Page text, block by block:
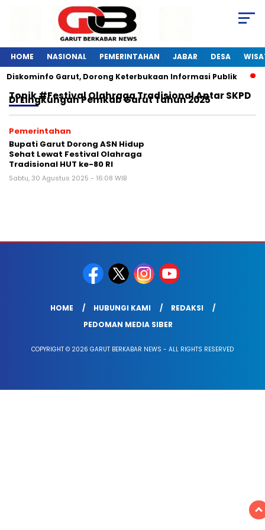
HOME NASIONAL PEMERINTAHAN JABAR DESA
Garut, Dorong Keterbukaan Informasi Publik
Topik#Festival Olahraga Tradisional Antar SKPD
Di Lingkungan Pemkab Garut Tahun 2025
Pemerintahan
Bupati Garut Dorong ASN Hidup
Sehat Lewat Festival Olahraga
Tradisional HUT ke-80 RI
Sabtu, 30 Agustus 2025 - 16:08 WIB
HOME HUBUNGI KAMI
REDAKSI
PEDOMAN MEDIA SIBER
COPYRIGHT © 2026 GARUT BERKABAR NEWS - ALL RIGHTS RESERVED